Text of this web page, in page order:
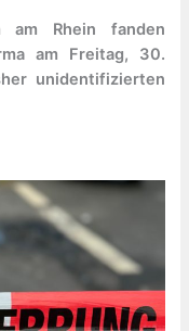
am Rhein fanden
am Freitag, 30.
unidentifizierten